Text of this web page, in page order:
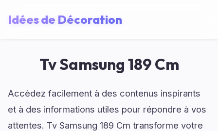
Idées de Décoration
Tv Samsung 189 Cm
Accédez facilement à des contenus inspirants
et à des informations utiles pour répondre à vos
attentes. Tv Samsung 189 Cm transforme votre